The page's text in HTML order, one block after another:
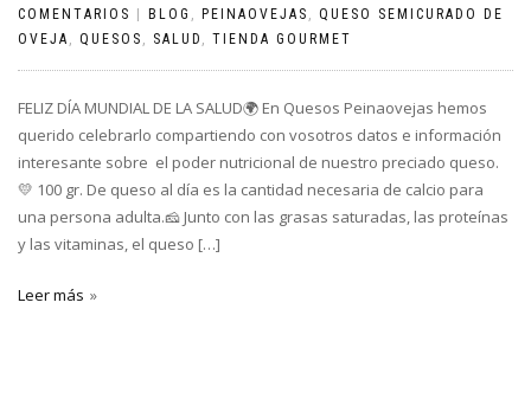
COMENTARIOS
BLOG , PEINAOVEJAS , QUESO SEMICURADO DE
OVEJA , QUESOS , SALUD , TIENDA GOURMET
FELIZ DÍA MUNDIAL DE LA SALUD🌍 En Quesos Peinaovejas hemos
querido celebrarlo compartiendo con vosotros datos e información
interesante sobre el poder nutricional de nuestro preciado queso.
💛 100 gr. De queso al día es la cantidad necesaria de calcio para
una persona adulta.🧀 Junto con las grasas saturadas, las proteínas
y las vitaminas, el queso […]
Leer más